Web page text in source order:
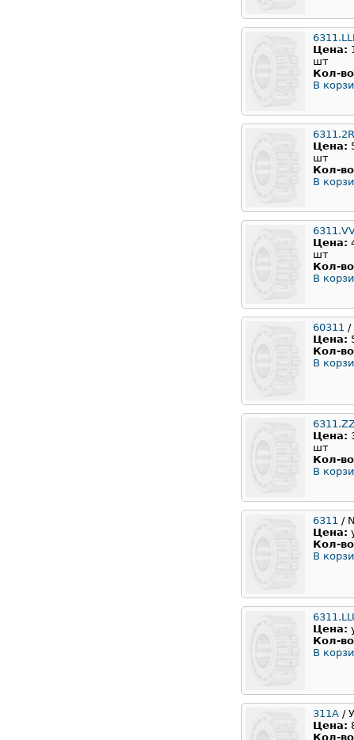
Цена:
шт
Кол-
В
Цена:
шт
Кол-
В
Цена:
шт
Кол-
В
60311 /
Цена:
Кол-
В
Цена:
шт
Кол-
В
6311 /
Цена:
Кол-
В
Цена:
Кол-
В
311A /
Цена:
Кол-